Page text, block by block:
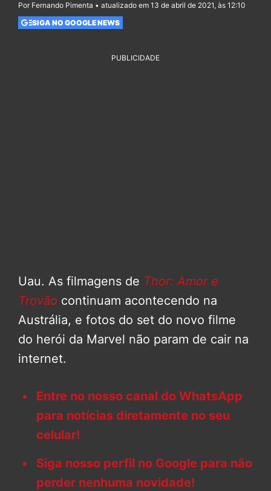
Por Fernando Pimenta • atualizado em 13 de abril de 2021, às 12:10
SIGA NO GOOGLE NEWS
PUBLICIDADE
Uau. As filmagens de Thor: Amor e
Trovão continuam acontecendo na
Austrália, e fotos do set do novo filme
do herói da Marvel não param de cair na
internet.
Entre no nosso canal do WhatsApp
para notícias diretamente no seu
celular!
Siga nosso perfil no Google para não
perder nenhuma novidade!